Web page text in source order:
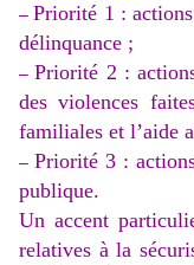
– Priorité 1 :
délinquance ;
– Priorité 2 :
des violences
familiales et l’aide
– Priorité 3 :
publique.
Un accent
relatives à la